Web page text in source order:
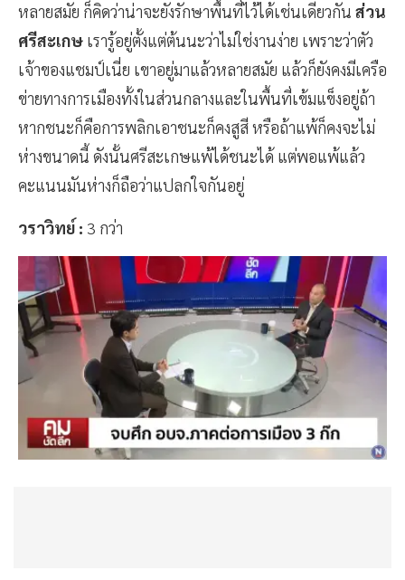
หลายสมัย ก็คิดว่าน่าจะยังรักษาพื้นที่ไว้ได้เช่นเดียวกัน ส่วน
ศรีสะเกษ เรารู้อยู่ตั้งแต่ต้นนะว่าไม่ใช่งานง่าย เพราะว่าตัว
เจ้าของแชมป์เนี่ย เขาอยู่มาแล้วหลายสมัย แล้วก็ยังคงมีเครือ
ข่ายทางการเมืองทั้งในส่วนกลางและในพื้นที่เข้มแข็งอยู่ถ้า
หากชนะก็คือการพลิกเอาชนะก็คงสูสี หรือถ้าแพ้ก็คงจะไม่
ห่างขนาดนี้ ดังนั้นศรีสะเกษแพ้ได้ชนะได้ แต่พอแพ้แล้ว
คะแนนมันห่างก็ถือว่าแปลกใจกันอยู่
วราวิทย์ : 3 กว่า